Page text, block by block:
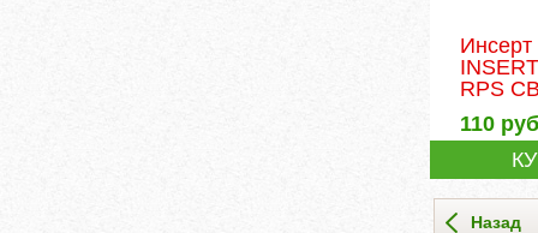
RPS
110
Назад